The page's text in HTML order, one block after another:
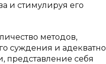
и стимулируя его
методов,
суждения и
представление себя